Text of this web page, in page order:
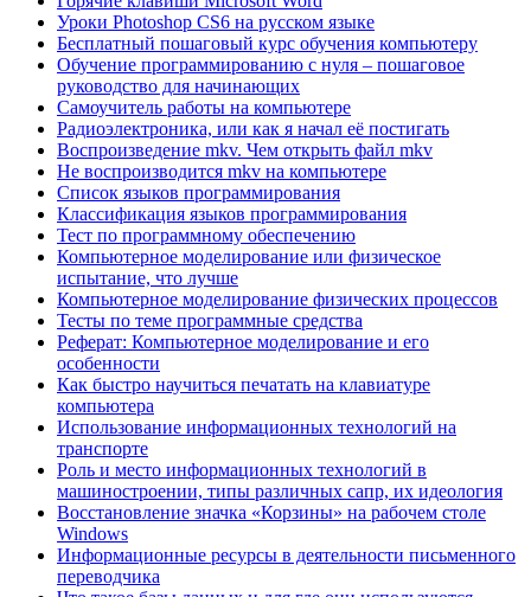
Уроки Photoshop CS6 на русском языке
Бесплатный пошаговый курс обучения компьютеру
Обучение программированию с нуля – пошаговое
руководство для начинающих
Самоучитель работы на компьютере
Радиоэлектроника, или как я начал её постигать
Воспроизведение mkv. Чем открыть файл mkv
Не воспроизводится mkv на компьютере
Список языков программирования
Классификация языков программирования
Тест по программному обеспечению
Компьютерное моделирование или физическое
испытание, что лучше
Компьютерное моделирование физических процессов
Тесты по теме программные средства
Реферат: Компьютерное моделирование и его
особенности
Как быстро научиться печатать на клавиатуре
компьютера
Использование информационных технологий на
транспорте
Роль и место информационных технологий в
машиностроении, типы различных сапр, их идеология
Восстановление значка «Корзины» на рабочем столе
Windows
Информационные ресурсы в деятельности письменного
переводчика